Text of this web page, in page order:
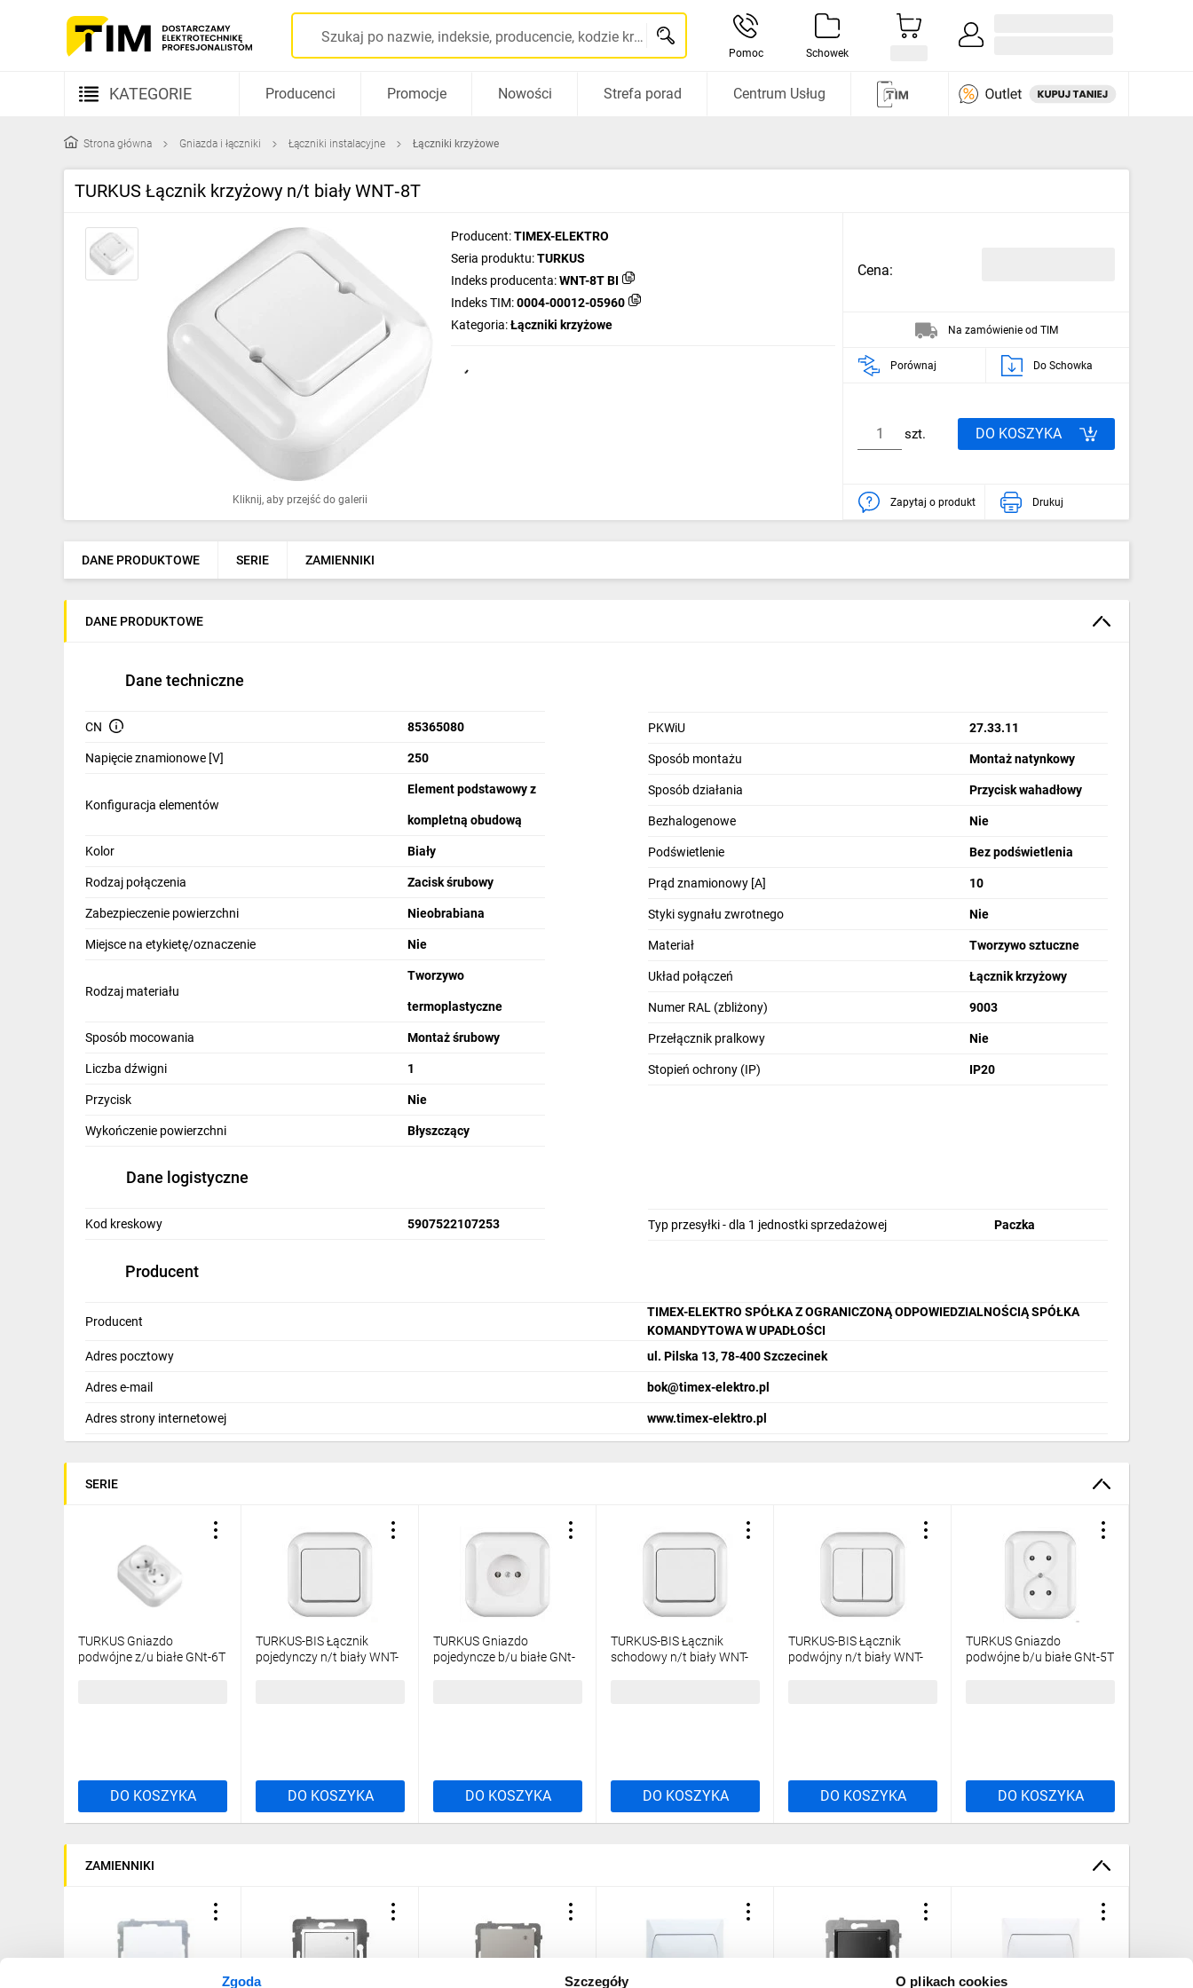
Zgoda Szczegóły O plikach cookies
Szukaj po nazwie, indeksie, producencie, kodzie kreskowym...
Pomoc Schowek
KATEGORIE
Kable i przewody
Rozdzielnice i obudowy
Elementy prowadzenia kabli
Fotowoltaika
Oprawy oświetleniowe
Ogrzewanie
Elektronarzędzia i mierniki
Dom i ogród
IT, GSM
Odzież ochronna i BHP
Inne
Budowa i Remont
Elektronika
Smart home
Wentylacja i rekuperacja
Producenci Promocje Nowości Strefa porad Centrum Usług
Strona główna Gniazda i łączniki Łączniki instalacyjne Łączniki krzyżowe
TURKUS Łącznik krzyżowy n/t biały WNT‑8T
Kliknij, aby przejść do galerii
Producent:TIMEX-ELEKTRO
Seria produktu:TURKUS
Indeks producenta:WNT-8T BI
Indeks TIM:0004-00012-05960
Kategoria:Łączniki krzyżowe
Cena:
Na zamówienie od TIM
Porównaj Do Schowka
szt. DO KOSZYKA
Zapytaj o produkt Drukuj
DANE PRODUKTOWE SERIE ZAMIENNIKI
DANE PRODUKTOWE
Dane techniczne
CN 85365080
Napięcie znamionowe [V] 250
Konfiguracja elementów
Element podstawowy z
kompletną obudową
Kolor Biały
Rodzaj połączenia Zacisk śrubowy
Zabezpieczenie powierzchni Nieobrabiana
Miejsce na etykietę/oznaczenie Nie
Rodzaj materiału
Tworzywo
termoplastyczne
Sposób mocowania Montaż śrubowy
Liczba dźwigni 1
Przycisk Nie
Wykończenie powierzchni Błyszczący
PKWiU 27.33.11
Sposób montażu Montaż natynkowy
Sposób działania Przycisk wahadłowy
Bezhalogenowe Nie
Podświetlenie Bez podświetlenia
Prąd znamionowy [A] 10
Styki sygnału zwrotnego Nie
Materiał Tworzywo sztuczne
Układ połączeń Łącznik krzyżowy
Numer RAL (zbliżony) 9003
Przełącznik pralkowy Nie
Stopień ochrony (IP) IP20
Dane logistyczne
Kod kreskowy 5907522107253 Typ przesyłki - dla 1 jednostki sprzedażowej Paczka
Producent
Producent
TIMEX-ELEKTRO SPÓŁKA Z OGRANICZONĄ ODPOWIEDZIALNOŚCIĄ SPÓŁKA
KOMANDYTOWA W UPADŁOŚCI
Adres pocztowy
ul. Pilska 13, 78-400 Szczecinek
Adres e-mail bok@timex-elektro.pl
Adres strony internetowej www.timex-elektro.pl
SERIE
TURKUS Gniazdo
podwójne z/u białe GNt-6T
DO KOSZYKA
TURKUS-BIS Łącznik
pojedynczy n/t biały WNT-
DO KOSZYKA
TURKUS Gniazdo
pojedyncze b/u białe GNt-
DO KOSZYKA
TURKUS-BIS Łącznik
schodowy n/t biały WNT-
DO KOSZYKA
TURKUS-BIS Łącznik
podwójny n/t biały WNT-
DO KOSZYKA
TURKUS Gniazdo
podwójne b/u białe GNt-5T
DO KOSZYKA
ZAMIENNIKI